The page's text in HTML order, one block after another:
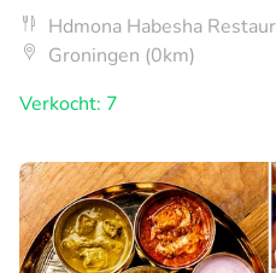
Hdmona Habesha
Groningen (0km)
Verkocht: 7